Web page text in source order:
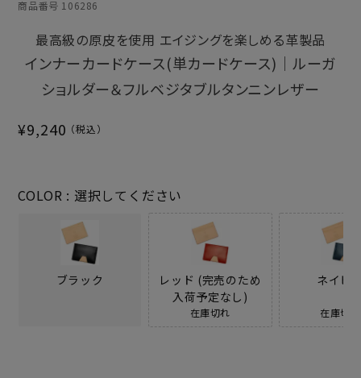
商品番号 106286
最高級の原皮を使用 エイジングを楽しめる革製品
インナーカードケース(単カードケース)｜ルーガ
ショルダー＆フルベジタブルタンニンレザー
¥9,240
COLOR 選択してください
ブラック
レッド (完売のため
入荷予定なし)
在庫切れ
ネイビ
在庫切れ